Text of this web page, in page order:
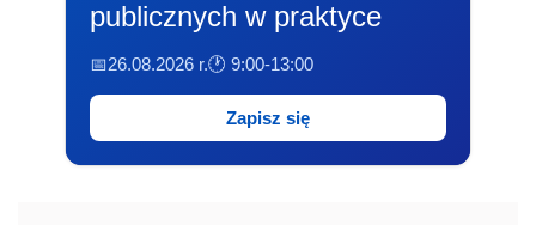
publicznych w praktyce
📅26.08.2026 r.🕐 9:00-13:00
Zapisz się